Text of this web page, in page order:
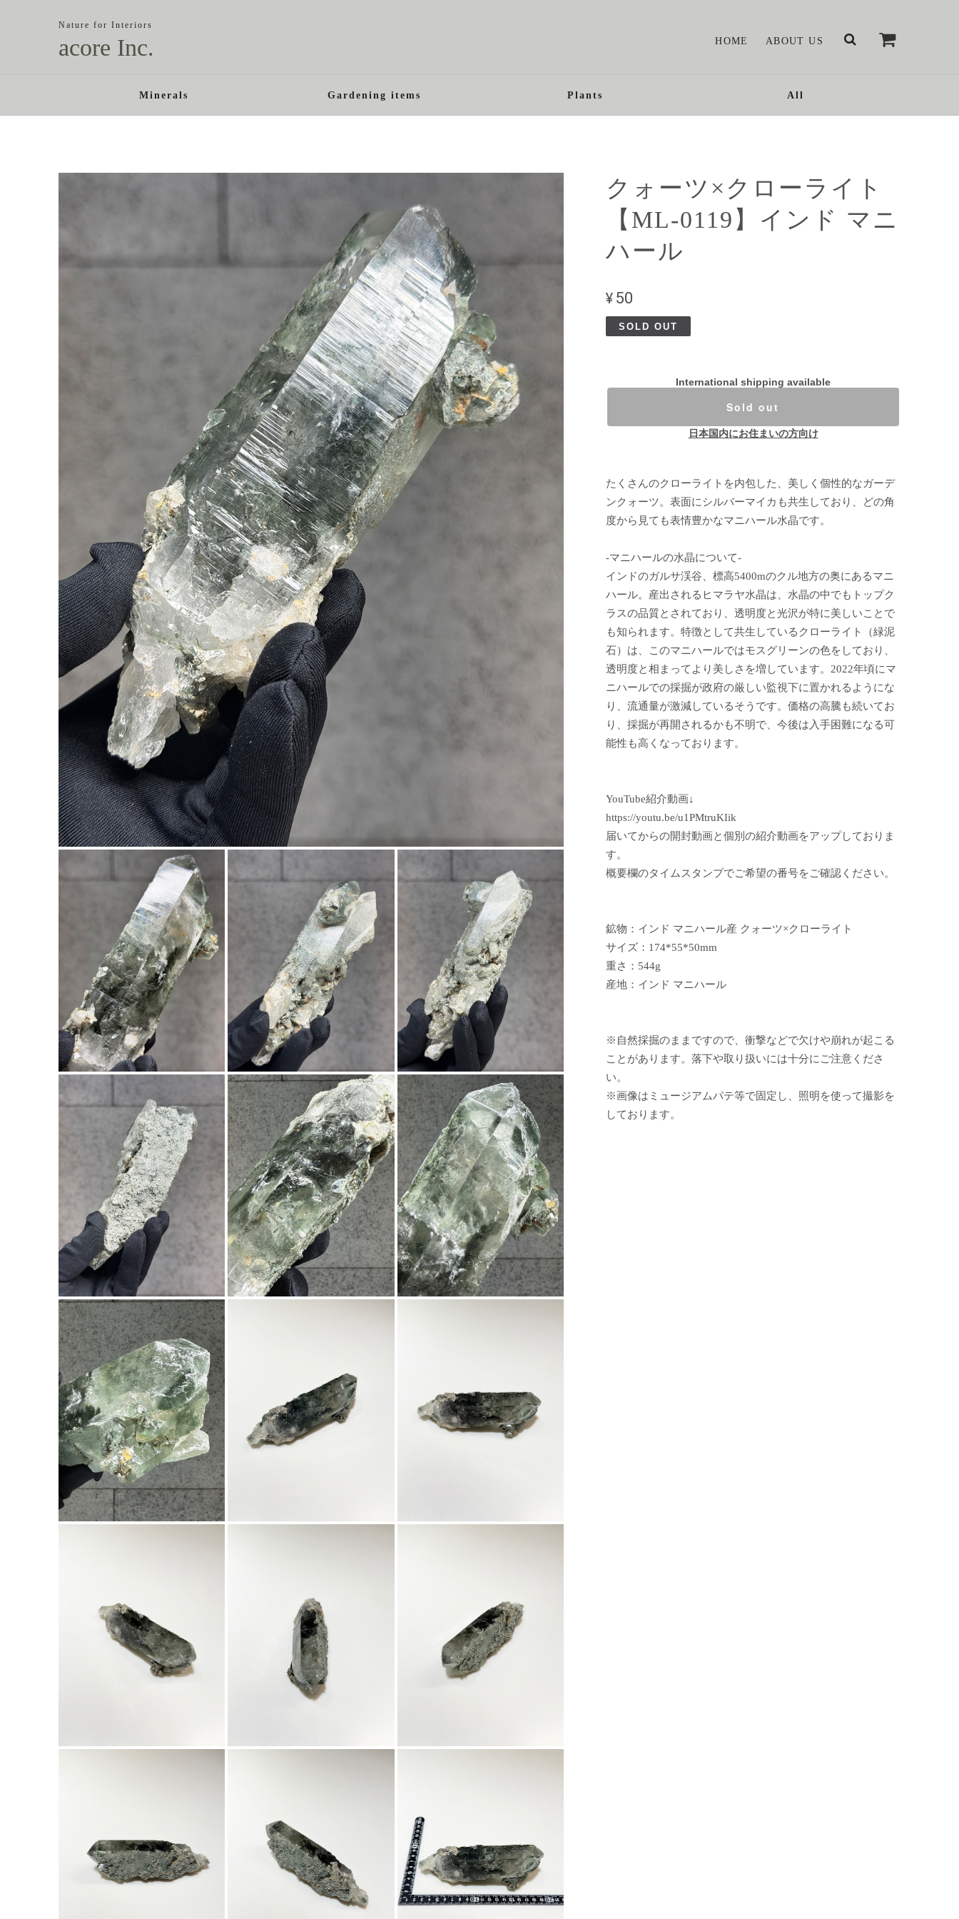
Nature for Interiors
acore Inc. HOME ABOUT US
Minerals Gardening items Plants All
クォーツ×クローライト
【ML-0119】インド マニ
ハール
¥50
SOLD OUT
International shipping available
Sold out
日本国内にお住まいの方向け
たくさんのクローライトを内包した、美しく個性的なガーデ
ンクォーツ。表面にシルバーマイカも共生しており、どの角
度から見ても表情豊かなマニハール水晶です。
-マニハールの水晶について-
インドのガルサ渓谷、標高5400mのクル地方の奥にあるマニ
ハール。産出されるヒマラヤ水晶は、水晶の中でもトップク
ラスの品質とされており、透明度と光沢が特に美しいことで
も知られます。特徴として共生しているクローライト（緑泥
石）は、このマニハールではモスグリーンの色をしており、
透明度と相まってより美しさを増しています。2022年頃にマ
ニハールでの採掘が政府の厳しい監視下に置かれるようにな
り、流通量が激減しているそうです。価格の高騰も続いてお
り、採掘が再開されるかも不明で、今後は入手困難になる可
能性も高くなっております。
YouTube紹介動画↓
https://youtu.be/u1PMtruKIik
届いてからの開封動画と個別の紹介動画をアップしておりま
す。
概要欄のタイムスタンプでご希望の番号をご確認ください。
鉱物：インド マニハール産 クォーツ×クローライト
サイズ：174*55*50mm
重さ：544g
産地：インド マニハール
※自然採掘のままですので、衝撃などで欠けや崩れが起こる
ことがあります。落下や取り扱いには十分にご注意くださ
い。
※画像はミュージアムパテ等で固定し、照明を使って撮影を
しております。